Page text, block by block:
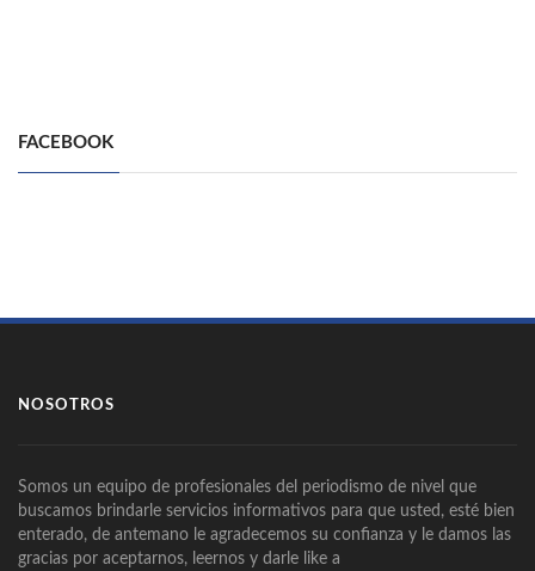
FACEBOOK
NOSOTROS
Somos un equipo de profesionales del periodismo de nivel que
buscamos brindarle servicios informativos para que usted, esté bien
enterado, de antemano le agradecemos su confianza y le damos las
gracias por aceptarnos, leernos y darle like a